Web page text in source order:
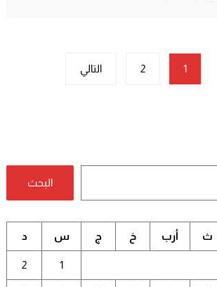
1
2 التالي
البحث
ث أرب خ ج س د
1
2